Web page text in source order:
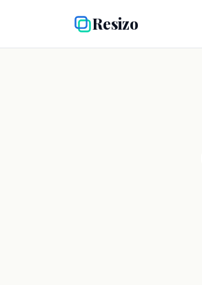
Resizo